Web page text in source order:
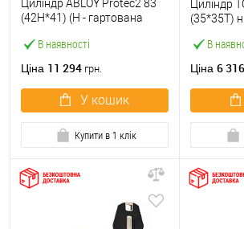
В наявності
Циліндр ABLOY Protec2 83
(42H*41) (H - гартована
полірована
Ціна 11 294 грн.
У кошик
Купити в 1 клік
В
Циліндр
(35*35T)
Ціна 6 316